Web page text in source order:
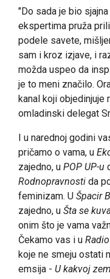
"Do sada je bio
ekspertima pruža
podele savete,
sam i kroz izjave, i
možda uspeo da
je to meni značilo.
kanal koji objedinjuje
omladinski delegat
I u narednoj godini
pričamo o vama, u
zajedno, u POP UP-u
Rodnopravnosti da
feminizam. U Špacir
zajedno, u Šta se
onim što je vama
Čekamo vas i u
koje ne smeju ostati
emsija - U kakvoj